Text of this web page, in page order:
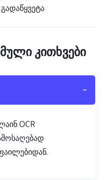
კითხვები
−
OCR